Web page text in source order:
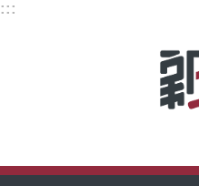
跳到主要內容區塊
:::